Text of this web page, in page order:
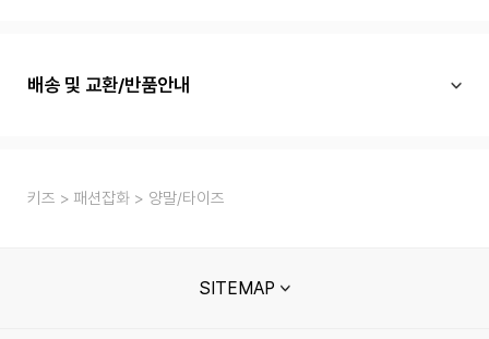
배송 및 교환/반품안내
키즈 패션잡화 양말/타이즈
SITEMAP